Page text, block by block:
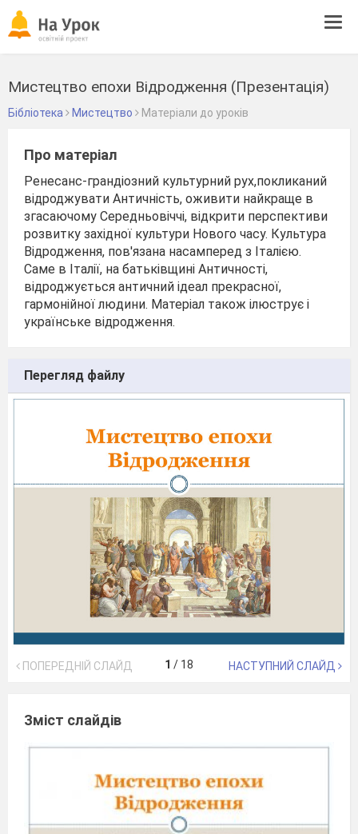
Мистецтво епохи Відродження (Презентація)
Бібліотека Мистецтво Матеріали до уроків
Про матеріал
Ренесанс-грандіозний культурний рух,покликаний
відроджувати Античність, оживити найкраще в
згасаючому Середньовіччі, відкрити перспективи
розвитку західної культури Нового часу. Культура
Відродження, пов'язана насамперед з Італією.
Саме в Італії, на батьківщині Античності,
відроджується античний ідеал прекрасної,
гармонійної людини. Матеріал також ілюструє і
українське відродження.
Перегляд файлу
ПОПЕРЕДНІЙ СЛАЙД 1 / 18 НАСТУПНИЙ СЛАЙД
Зміст слайдів